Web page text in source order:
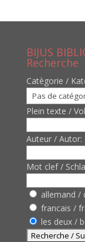
BIJUS
Recherche
Catègorie /
Plein texte /
Auteur / Autor:
Mot clef /
allemand /
francais /
les deux /